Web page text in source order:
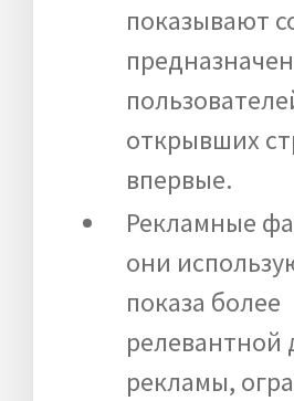
показывают
открывших
впервые.
Рекламные
они
показа более
релевантной
рекламы,